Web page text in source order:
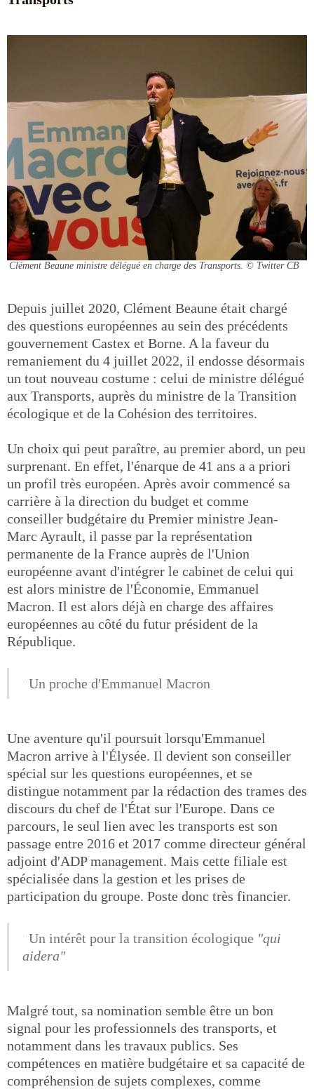
Clément Beaune ministre délégué en charge des Transports. © Twitter CB
Depuis juillet 2020, Clément Beaune était chargé
des questions européennes au sein des précédents
gouvernement Castex et Borne. A la faveur du
remaniement du 4 juillet 2022, il endosse désormais
un tout nouveau costume : celui de ministre délégué
aux Transports, auprès du ministre de la Transition
écologique et de la Cohésion des territoires.
Un choix qui peut paraître, au premier abord, un peu
surprenant. En effet, l'énarque de 41 ans a a priori
un profil très européen. Après avoir commencé sa
carrière à la direction du budget et comme
conseiller budgétaire du Premier ministre Jean-
Marc Ayrault, il passe par la représentation
permanente de la France auprès de l'Union
européenne avant d'intégrer le cabinet de celui qui
est alors ministre de l'Économie, Emmanuel
Macron. Il est alors déjà en charge des affaires
européennes au côté du futur président de la
République.
Un proche d'Emmanuel Macron
Une aventure qu'il poursuit lorsqu'Emmanuel
Macron arrive à l'Élysée. Il devient son conseiller
spécial sur les questions européennes, et se
distingue notamment par la rédaction des trames des
discours du chef de l'État sur l'Europe. Dans ce
parcours, le seul lien avec les transports est son
passage entre 2016 et 2017 comme directeur général
adjoint d'ADP management. Mais cette filiale est
spécialisée dans la gestion et les prises de
participation du groupe. Poste donc très financier.
Un intérêt pour la transition écologique "qui
aidera"
Malgré tout, sa nomination semble être un bon
signal pour les professionnels des transports, et
notamment dans les travaux publics. Ses
compétences en matière budgétaire et sa capacité de
compréhension de sujets complexes, comme